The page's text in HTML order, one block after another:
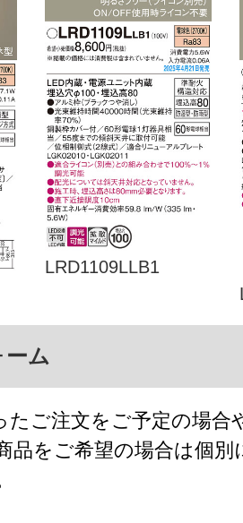
LRD1109LLB1
ーム
たご注文をご予定の場合
品をご希望の場合は個別